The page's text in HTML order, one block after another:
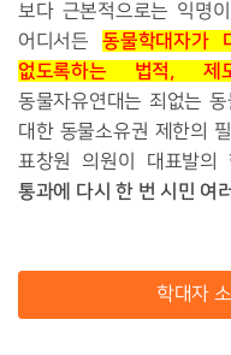
보다 근본적으로는 익명
어디서든동물학대자가
없도록하는 법적,
동물자유연대는 죄없는
대한 동물소유권 제한의
표창원 의원이 대표발의
통과에 다시 한 번 시민 여
학대자